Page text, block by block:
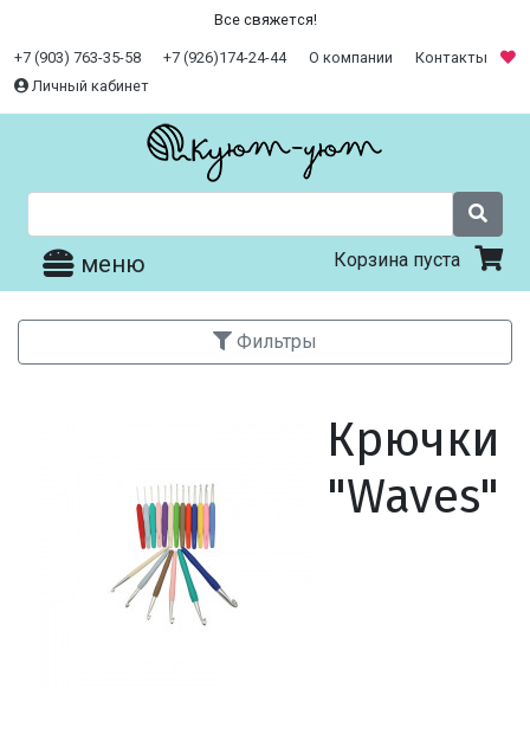
Все свяжется!
+7 (903) 763-35-58 +7 (926)174-24-44 О компании
Контакты
Личный кабинет
меню Корзина пуста
Фильтры
Крючки
"Waves"